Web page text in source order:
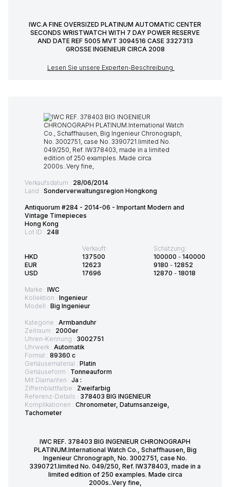
IWC.A FINE OVERSIZED PLATINUM AUTOMATIC CENTER
SECONDS WRISTWATCH WITH 7 DAY POWER RESERVE
AND DATE REF 5005 MVT 3094516 CASE 3327313
GROSSE INGENIEUR CIRCA 2008
Lesen Sie unsere Experten-Beschreibung
Verkaufsdatum : 28/06/2014
Land : Sonderverwaltungsregion Hongkong
Antiquorum #284 - 2014-06 - Important Modern and
Vintage Timepieces
Hong Kong
Lot ID : 248
HKD
EUR
USD
Verkauft:
137500
12623
17696
Schätzung:
100000 - 140000
9180 - 12852
12870 - 18018
Marke : IWC
Kollektion : Ingenieur
Modell : Big Ingenieur
Kategorie : Armbanduhr
Zeitraum : 2000er
Uhren-Kennung : 3002751
Uhrwerk : Automatik
Format : 89360 c
Gehäusematerial : Platin
Gehäuseform : Tonneauform
Mit Diamanten : Ja :
Ziffernblattfarbe : Zweifarbig
Referenz-Details : 378403 BIG INGENIEUR
Komplikationen : Chronometer, Datumsanzeige,
Tachometer
IWC REF. 378403 BIG INGENIEUR CHRONOGRAPH
PLATINUM.International Watch Co., Schaffhausen, Big
Ingenieur Chronograph, No. 3002751, case No.
3390721.limited No. 049/250, Ref. IW378403, made in a
limited edition of 250 examples. Made circa
2000s..Very fine,